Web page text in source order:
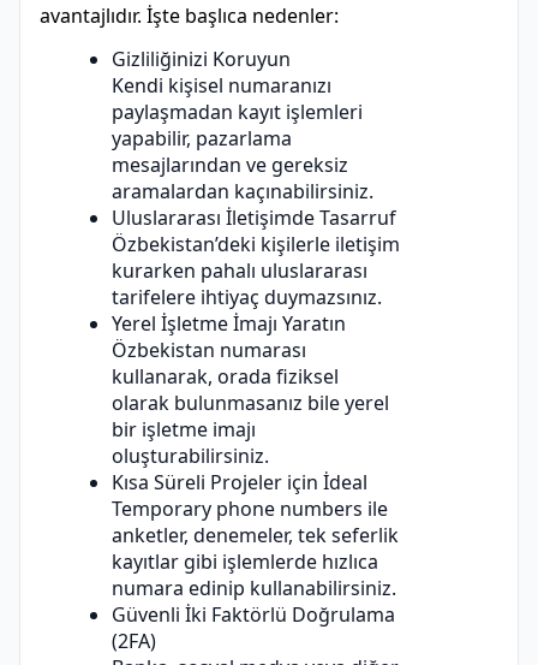
avantajlıdır. İşte başlıca nedenler:
Gizliliğinizi Koruyun
Kendi kişisel numaranızı
paylaşmadan kayıt işlemleri
yapabilir, pazarlama
mesajlarından ve gereksiz
aramalardan kaçınabilirsiniz.
Uluslararası İletişimde Tasarruf
Özbekistan’deki kişilerle iletişim
kurarken pahalı uluslararası
tarifelere ihtiyaç duymazsınız.
Yerel İşletme İmajı Yaratın
Özbekistan numarası
kullanarak, orada fiziksel
olarak bulunmasanız bile yerel
bir işletme imajı
oluşturabilirsiniz.
Kısa Süreli Projeler için İdeal
Temporary phone numbers ile
anketler, denemeler, tek seferlik
kayıtlar gibi işlemlerde hızlıca
numara edinip kullanabilirsiniz.
Güvenli İki Faktörlü Doğrulama
(2FA)